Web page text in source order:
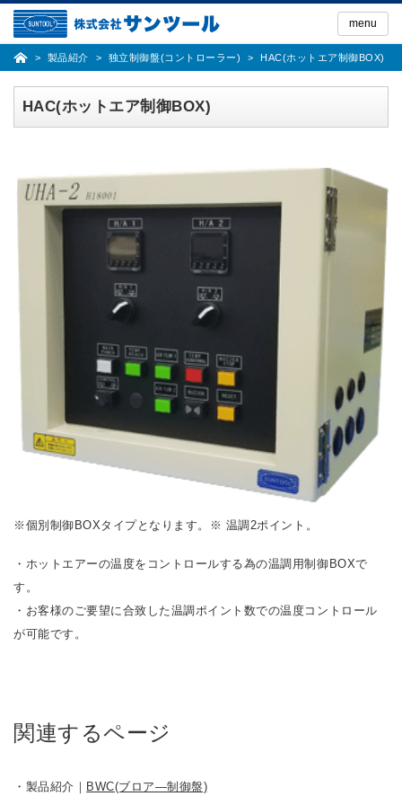
Skip
the
content
menu
製品紹介 独立制御盤(コントローラー) HAC(ホットエア制御BOX)
HAC(ホットエア制御BOX)
※個別制御BOXタイプとなります。※ 温調2ポイント。
・ホットエアーの温度をコントロールする為の温調用制御BOXで
す。
・お客様のご要望に合致した温調ポイント数での温度コントロール
が可能です。
関連するページ
・製品紹介｜ BWC(ブロア―制御盤)